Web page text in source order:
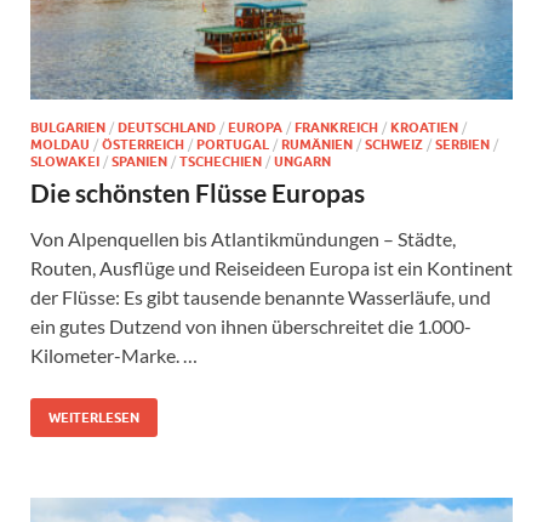
BULGARIEN / DEUTSCHLAND / EUROPA / FRANKREICH / KROATIEN /
MOLDAU / ÖSTERREICH / PORTUGAL / RUMÄNIEN / SCHWEIZ / SERBIEN /
SLOWAKEI / SPANIEN / TSCHECHIEN / UNGARN
Die schönsten Flüsse Europas
Von Alpenquellen bis Atlantikmündungen – Städte,
Routen, Ausflüge und Reiseideen Europa ist ein Kontinent
der Flüsse: Es gibt tausende benannte Wasserläufe, und
ein gutes Dutzend von ihnen überschreitet die 1.000-
Kilometer-Marke. …
WEITERLESEN